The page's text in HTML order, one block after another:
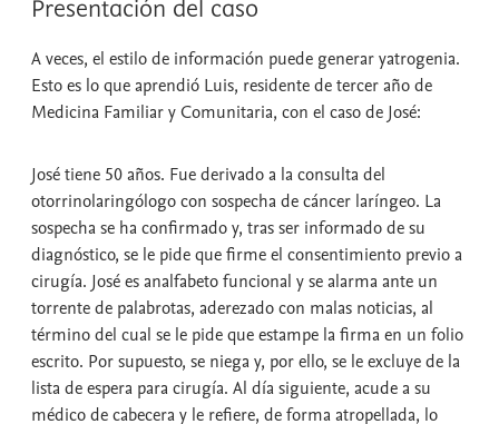
Presentación del caso
A veces, el estilo de información puede generar yatrogenia.
Esto es lo que aprendió Luis, residente de tercer año de
Medicina Familiar y Comunitaria, con el caso de José:
José tiene 50 años. Fue derivado a la consulta del
otorrinolaringólogo con sospecha de cáncer laríngeo. La
sospecha se ha confirmado y, tras ser informado de su
diagnóstico, se le pide que firme el consentimiento previo a
cirugía. José es analfabeto funcional y se alarma ante un
torrente de palabrotas, aderezado con malas noticias, al
término del cual se le pide que estampe la firma en un folio
escrito. Por supuesto, se niega y, por ello, se le excluye de la
lista de espera para cirugía. Al día siguiente, acude a su
médico de cabecera y le refiere, de forma atropellada, lo